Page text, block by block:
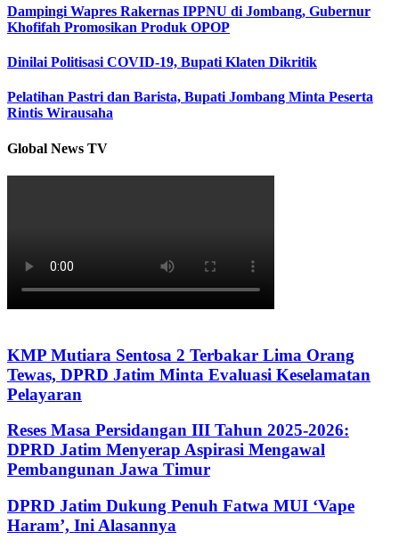
Dampingi Wapres Rakernas IPPNU di Jombang, Gubernur
Khofifah Promosikan Produk OPOP
Dinilai Politisasi COVID-19, Bupati Klaten Dikritik
Pelatihan Pastri dan Barista, Bupati Jombang Minta Peserta
Rintis Wirausaha
Global News TV
KMP Mutiara Sentosa 2 Terbakar Lima Orang
Tewas, DPRD Jatim Minta Evaluasi Keselamatan
Pelayaran
Reses Masa Persidangan III Tahun 2025-2026:
DPRD Jatim Menyerap Aspirasi Mengawal
Pembangunan Jawa Timur
DPRD Jatim Dukung Penuh Fatwa MUI ‘Vape
Haram’, Ini Alasannya